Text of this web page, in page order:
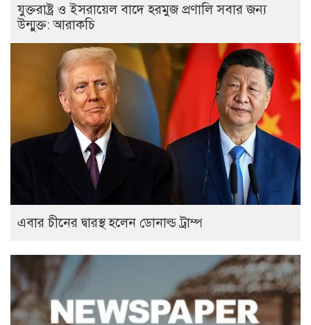
যুক্তরাষ্ট্র ও ইসরায়েল বাদে হরমুজ প্রণালি সবার জন্য
উন্মুক্ত: আরাকচি
এবার চীনের দ্বারস্থ হলেন ডোনাল্ড ট্রাম্প